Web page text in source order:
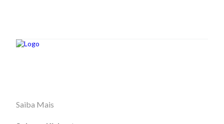
Saiba Mais